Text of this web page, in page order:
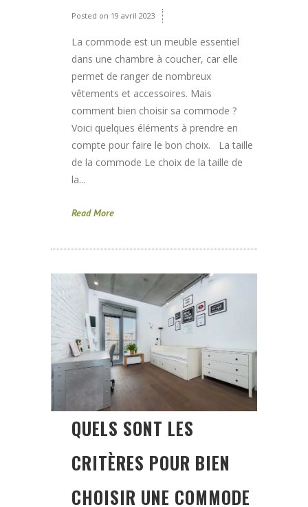
Posted on 19 avril 2023
La commode est un meuble essentiel
dans une chambre à coucher, car elle
permet de ranger de nombreux
vêtements et accessoires. Mais
comment bien choisir sa commode ?
Voici quelques éléments à prendre en
compte pour faire le bon choix. La taille
de la commode Le choix de la taille de
la...
Read More
QUELS SONT LES
CRITÈRES POUR BIEN
CHOISIR UNE COMMODE